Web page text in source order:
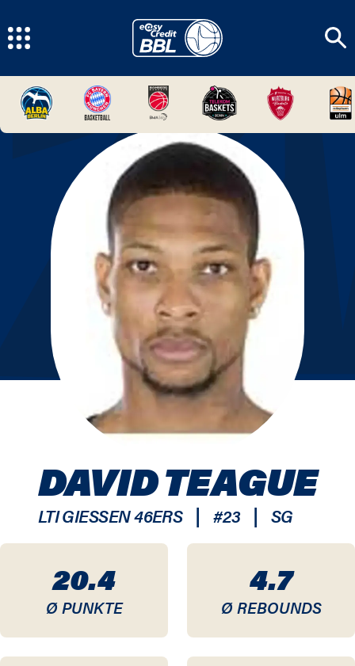
20.4
Ø PUNKTE
4.7
Ø REBOUNDS
DAVID TEAGUE
LTI GIESSEN 46ERS | #23 | SG